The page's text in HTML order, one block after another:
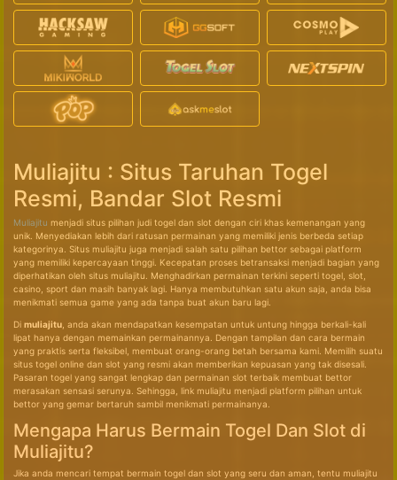
Muliajitu : Situs Taruhan Togel
Resmi, Bandar Slot Resmi
Muliajitu menjadi situs pilihan judi togel dan slot dengan ciri khas kemenangan yang
unik. Menyediakan lebih dari ratusan permainan yang memiliki jenis berbeda setiap
kategorinya. Situs muliajitu juga menjadi salah satu pilihan bettor sebagai platform
yang memiliki kepercayaan tinggi. Kecepatan proses betransaksi menjadi bagian yang
diperhatikan oleh situs muliajitu. Menghadirkan permainan terkini seperti togel, slot,
casino, sport dan masih banyak lagi. Hanya membutuhkan satu akun saja, anda bisa
menikmati semua game yang ada tanpa buat akun baru lagi.
Di muliajitu , anda akan mendapatkan kesempatan untuk untung hingga berkali-kali
lipat hanya dengan memainkan permainannya. Dengan tampilan dan cara bermain
yang praktis serta fleksibel, membuat orang-orang betah bersama kami. Memilih suatu
situs togel online dan slot yang resmi akan memberikan kepuasan yang tak disesali.
Pasaran togel yang sangat lengkap dan permainan slot terbaik membuat bettor
merasakan sensasi serunya. Sehingga, link muliajitu menjadi platform pilihan untuk
bettor yang gemar bertaruh sambil menikmati permainanya.
Mengapa Harus Bermain Togel Dan Slot di
Muliajitu?
Jika anda mencari tempat bermain togel dan slot yang seru dan aman, tentu muliajitu